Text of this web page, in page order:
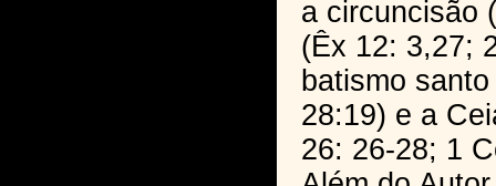
a circuncisão
(Êx 12: 3,27;
batismo
28:19) e a
26: 26-28; 1